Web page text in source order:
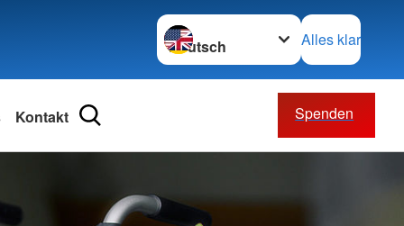
Sprache wechseln zu
Alles klar
Kontakt Spenden